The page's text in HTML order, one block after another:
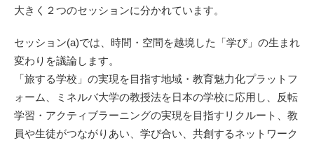
大きく２つのセッションに分かれています。
セッション(a)では、時間・空間を越境した「学び」の生まれ
変わりを議論します。
「旅する学校」の実現を目指す地域・教育魅力化プラットフ
ォーム、ミネルバ大学の教授法を日本の学校に応用し、反転
学習・アクティブラーニングの実現を目指すリクルート、教
員や生徒がつながりあい、学び合い、共創するネットワーク